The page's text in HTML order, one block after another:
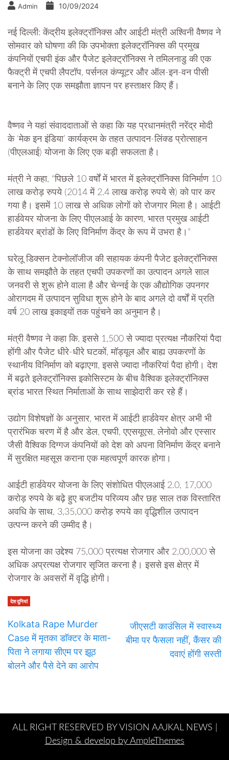
Admin 10/09/2024
नई दिल्ली: केंद्रीय इलेक्ट्रॉनिक्स और आईटी मंत्री अश्विनी वैष्णव ने
सोमवार को घोषणा की कि उपभोक्ता इलेक्ट्रॉनिक्स की प्रमुख
कंपनियों एचपी इंक और पैजेट इलेक्ट्रॉनिक्स ने तमिलनाडु की एक
फैक्ट्री में एचपी लैपटॉप, पर्सनल कंप्यूटर और ऑल-इन-वन पीसी
बनाने के लिए एक समझौता ज्ञापन पर हस्ताक्षर किए हैं।
वैष्णव ने यहां संवाददाताओं से कहा कि यह प्रधानमंत्री नरेंद्र मोदी
के ‘मेक इन इंडिया’ कार्यक्रम के तहत उत्पादन-लिंक्ड प्रोत्साहन
(पीएलआई) योजना के लिए एक बड़ी सफलता है।
मंत्री ने कहा, “पिछले 10 वर्षों में भारत में इलेक्ट्रॉनिक्स विनिर्माण 10
लाख करोड़ रुपये (2014 में 2.4 लाख करोड़ रुपये से) को पार कर
गया है। इसमें 10 लाख से अधिक लोगों को रोजगार मिला है। आईटी
हार्डवेयर योजना के लिए पीएलआई के कारण, भारत प्रमुख आईटी
हार्डवेयर ब्रांडों के लिए विनिर्माण केंद्र के रूप में उभरा है।”
घरेलू डिक्सन टेक्नोलॉजीज की सहायक कंपनी पैजेट इलेक्ट्रॉनिक्स
के साथ समझौते के तहत एचपी उपकरणों का उत्पादन अगले साल
जनवरी से शुरू होने वाला है और चेन्नई के एक औद्योगिक उपनगर
ओरागदम में उत्पादन सुविधा शुरू होने के बाद अगले दो वर्षों में प्रति
वर्ष 20 लाख इकाइयों तक पहुंचने का अनुमान है।
मंत्री वैष्णव ने कहा कि, इससे 1,500 से ज्यादा प्रत्यक्ष नौकरियां पैदा
होंगी और पैजेट धीरे-धीरे घटकों, मॉड्यूल और बाह्य उपकरणों के
स्थानीय विनिर्माण को बढ़ाएगा, इससे ज्‍यादा नौकरियां पैदा होगी। देश
में बढ़ते इलेक्ट्रॉनिक्स इकोसिस्टम के बीच वैश्विक इलेक्ट्रॉनिक्स
ब्रांड भारत स्थित निर्माताओं के साथ साझेदारी कर रहे हैं।
उद्योग विशेषज्ञों के अनुसार, भारत में आईटी हार्डवेयर क्षेत्र अभी भी
प्रारंभिक चरण में है और डेल, एचपी, एएसयूएस, लेनोवो और एस्‍सार
जैसी वैश्विक दिग्गज कंपनियों को देश को अपना विनिर्माण केंद्र बनाने
में सुरक्षित महसूस कराना एक महत्वपूर्ण कारक होगा।
आईटी हार्डवेयर योजना के लिए संशोधित पीएलआई 2.0, 17,000
करोड़ रुपये के बढ़े हुए बजटीय परिव्यय और छह साल तक विस्तारित
अवधि के साथ, 3,35,000 करोड़ रुपये का वृद्धिशील उत्पादन
उत्पन्न करने की उम्मीद है।
इस योजना का उद्देश्य 75,000 प्रत्यक्ष रोजगार और 2,00,000 से
अधिक अप्रत्यक्ष रोजगार सृजित करना है। इससे इस क्षेत्र में
रोजगार के अवसरों में वृद्धि होगी।
देश दुनियां
Kolkata Rape Murder
Case में मृतका डाॅक्टर के माता-
पिता ने लगाया सीएम पर झूठ
बोलने और पैसे देने का आरोप
जीएसटी काउंसिल में स्वास्थ्य
बीमा पर फैसला नहीं, कैंसर की
दवाएं होंगी सस्ती
ALL RIGHT RESERVED BY VISION AAJKAL NEWS |
Design & develop by AmpleThemes